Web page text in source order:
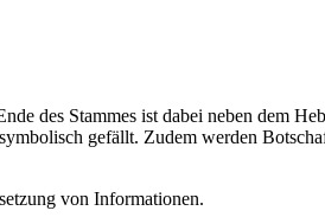
des Stammes ist dabei neben dem
gefällt. Zudem werden
von Informationen.